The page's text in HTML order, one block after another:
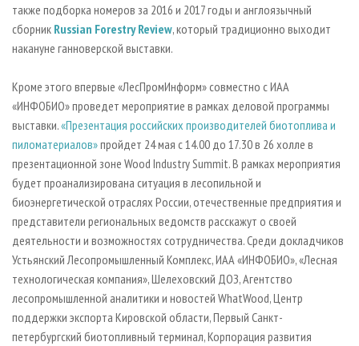
также подборка номеров за 2016 и 2017 годы и англоязычный
сборник Russian Forestry Review, который традиционно выходит
накануне ганноверской выставки.
Кроме этого впервые «ЛесПромИнформ» совместно с ИАА
«ИНФОБИО» проведет мероприятие в рамках деловой программы
выставки.«Презентация российских производителей биотоплива и
пиломатериалов»пройдет 24 мая с 14.00 до 17.30 в 26 холле в
презентационной зоне Wood Industry Summit. В рамках мероприятия
будет проанализирована ситуация в лесопильной и
биоэнергетической отраслях России, отечественные предприятия и
представители региональных ведомств расскажут о своей
деятельности и возможностях сотрудничества. Среди докладчиков
Устьянский Лесопромышленный Комплекс, ИАА «ИНФОБИО», «Лесная
технологическая компания», Шелеховский ДОЗ, Агентство
лесопромышленной аналитики и новостей WhatWood, Центр
поддержки экспорта Кировской области, Первый Санкт-
петербургский биотопливный терминал, Корпорация развития